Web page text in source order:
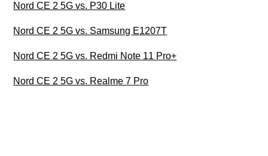
Nord CE 2 5G vs. P30 Lite
Nord CE 2 5G vs. Samsung E1207T
Nord CE 2 5G vs. Redmi Note 11 Pro+
Nord CE 2 5G vs. Realme 7 Pro